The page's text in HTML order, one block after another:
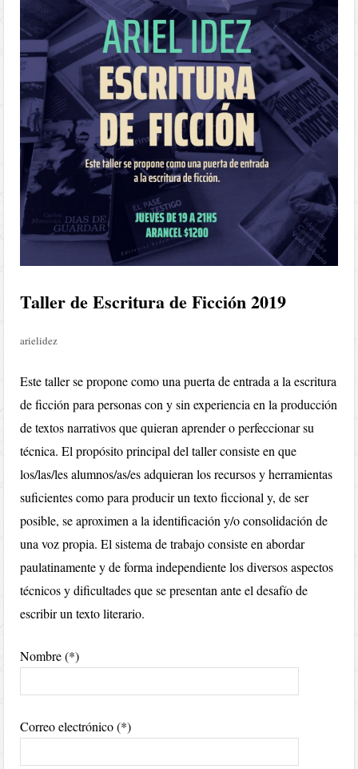
Taller de Escritura de Ficción 2019
arielidez
Este taller se propone como una puerta de entrada a la escritura
de ficción para personas con y sin experiencia en la producción
de textos narrativos que quieran aprender o perfeccionar su
técnica. El propósito principal del taller consiste en que
los/las/les alumnos/as/es adquieran los recursos y herramientas
suficientes como para producir un texto ficcional y, de ser
posible, se aproximen a la identificación y/o consolidación de
una voz propia. El sistema de trabajo consiste en abordar
paulatinamente y de forma independiente los diversos aspectos
técnicos y dificultades que se presentan ante el desafío de
escribir un texto literario.
Nombre (*)
Correo electrónico (*)